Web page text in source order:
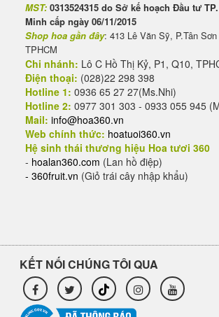
MST: 0313524315 do Sở kế hoạch Đầu tư
Minh cấp ngày 06/11/2015
Shop hoa gần đây: 413 Lê Văn Sỹ, P.Tân Sơn
TPHCM
Chi nhánh: Lô C Hồ Thị Kỷ, P1, Q10,
Điện thoại: (028)22 298 398
Hotline 1: 0936 65 27 27(Ms.Nhi)
Hotline 2: 0977 301 303 - 0933 055 945
Mail: info@hoa360.vn
Web chính thức: hoatuoi360.vn
Hệ sinh thái thương hiệu Hoa tươi 360
- hoalan360.com (Lan hồ điệp)
- 360fruit.vn (Giỏ trái cây nhập khẩu)
KẾT NỐI CHÚNG TÔI QUA